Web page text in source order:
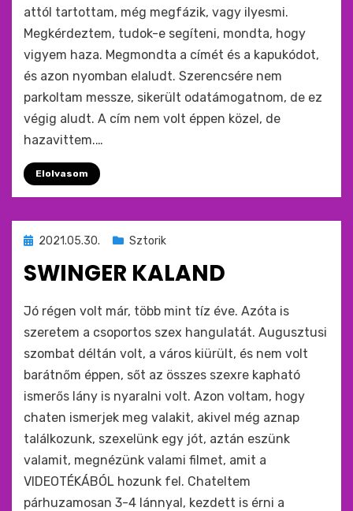
attól tartottam, még megfázik, vagy ilyesmi.
Megkérdeztem, tudok-e segíteni, mondta, hogy
vigyem haza. Megmondta a címét és a kapukódot,
és azon nyomban elaludt. Szerencsére nem
parkoltam messze, sikerült odatámogatnom, de ez
végig aludt. A cím nem volt éppen közel, de
hazavittem.…
Elolvasom
Beküldve
:
2021.05.30. Sztorik
SWINGER KALAND
by
Jó régen volt már, több mint tíz éve. Azóta is
szeretem a csoportos szex hangulatát. Augusztusi
szombat déltán volt, a város kiürült, és nem volt
barátnőm éppen, sőt az összes szexre kapható
ismerős lány is nyaralni volt. Azon voltam, hogy
chaten ismerjek meg valakit, akivel még aznap
találkozunk, szexelünk egy jót, aztán eszünk
valamit, megnézünk valami filmet, amit a
VIDEOTÉKÁBÓL hozunk fel. Chateltem
párhuzamosan 3-4 lánnyal, kezdett is érni a